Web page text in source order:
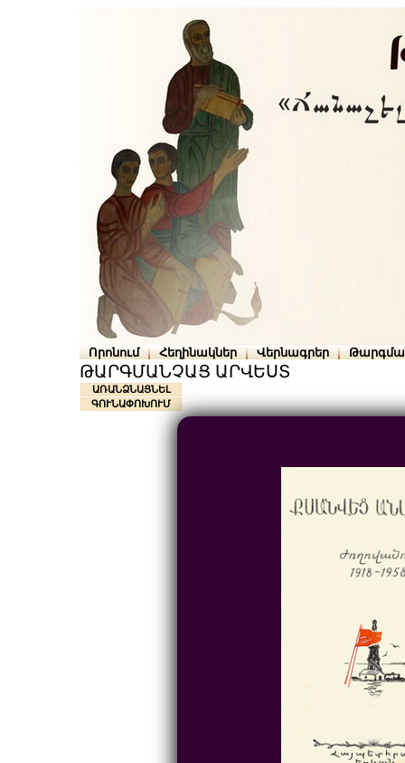
Որոնում Հեղինակներ Վերնագրեր
ԹԱՐԳՄԱՆՉԱՑ ԱՐՎԵՍՏ
ԱՌԱՆՁՆԱՑՆԵԼ
ԳՈՒՆԱՓՈԽՈՒՄ